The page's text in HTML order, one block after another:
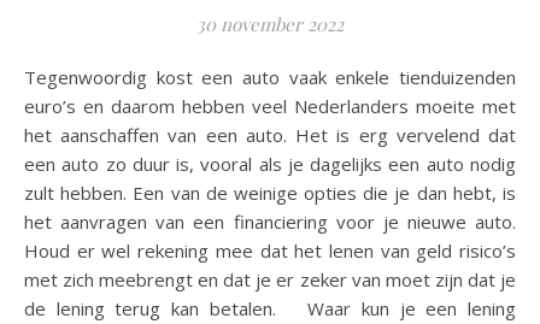
30 november 2022
Tegenwoordig kost een auto vaak enkele tienduizenden
euro’s en daarom hebben veel Nederlanders moeite met
het aanschaffen van een auto. Het is erg vervelend dat
een auto zo duur is, vooral als je dagelijks een auto nodig
zult hebben. Een van de weinige opties die je dan hebt, is
het aanvragen van een financiering voor je nieuwe auto.
Houd er wel rekening mee dat het lenen van geld risico’s
met zich meebrengt en dat je er zeker van moet zijn dat je
de lening terug kan betalen. Waar kun je een lening